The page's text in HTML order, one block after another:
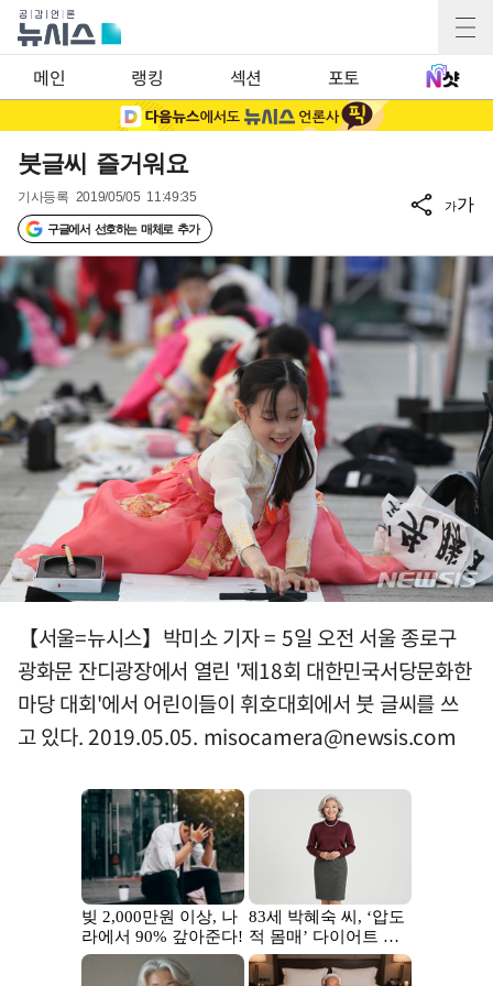
메인 랭킹 섹션 포토
붓글씨 즐거워요
기사등록 2019/05/05 11:49:35
구글에서 선호하는 매체로 추가
가가
【서울=뉴시스】박미소 기자 = 5일 오전 서울 종로구
광화문 잔디광장에서 열린 '제18회 대한민국서당문화한
마당 대회'에서 어린이들이 휘호대회에서 붓 글씨를 쓰
고 있다. 2019.05.05. misocamera@newsis.com